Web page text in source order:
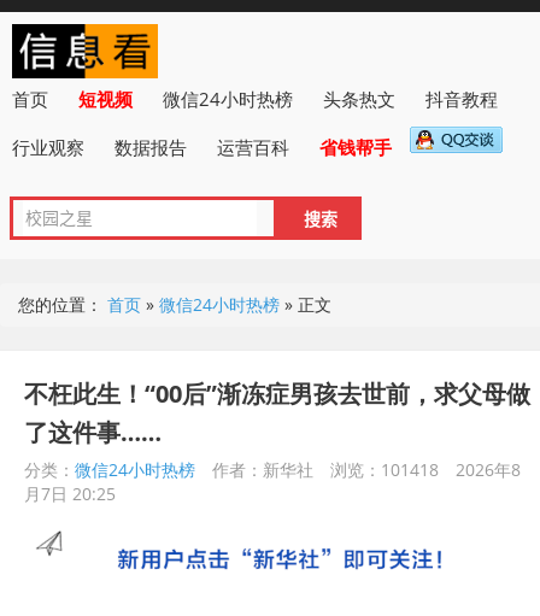
首页 短视频 微信24小时热榜 头条热文
抖音教程
行业观察
数据报告 运营百科 省钱帮手
您的位置： 首页 » 微信24小时热榜 » 正文
不枉此生！“00后”渐冻症男孩去世前，求父母做
了这件事……
分类： 微信24小时热榜 作者：新华社 浏览：101418
2026年8
月7日 20:25